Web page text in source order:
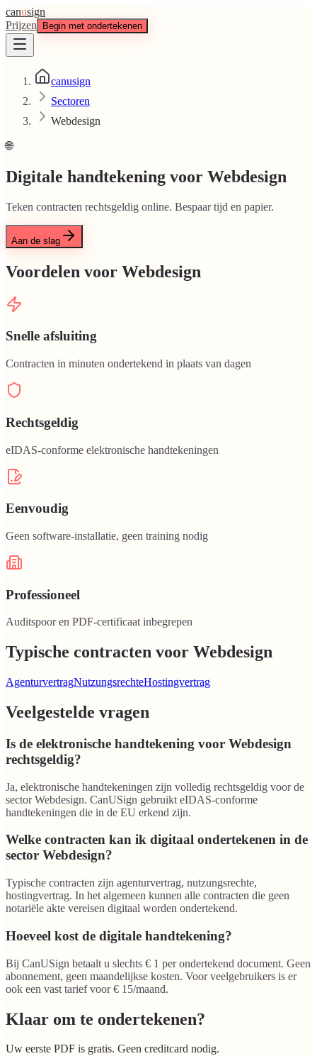
canusign
Prijzen
Begin met ondertekenen
canusign
Sectoren
Webdesign
🌐
Digitale handtekening voor Webdesign
Teken contracten rechtsgeldig online. Bespaar tijd en papier.
Aan de slag
Voordelen voor Webdesign
Snelle afsluiting
Contracten in minuten ondertekend in plaats van dagen
Rechtsgeldig
eIDAS-conforme elektronische handtekeningen
Eenvoudig
Geen software-installatie, geen training nodig
Professioneel
Auditspoor en PDF-certificaat inbegrepen
Typische contracten voor Webdesign
AgenturvertragNutzungsrechteHostingvertrag
Veelgestelde vragen
Is de elektronische handtekening voor Webdesign
rechtsgeldig?
Ja, elektronische handtekeningen zijn volledig rechtsgeldig voor de
sector Webdesign. CanUSign gebruikt eIDAS-conforme
handtekeningen die in de EU erkend zijn.
Welke contracten kan ik digitaal ondertekenen in de
sector Webdesign?
Typische contracten zijn agenturvertrag, nutzungsrechte,
hostingvertrag. In het algemeen kunnen alle contracten die geen
notariële akte vereisen digitaal worden ondertekend.
Hoeveel kost de digitale handtekening?
Bij CanUSign betaalt u slechts € 1 per ondertekend document. Geen
abonnement, geen maandelijkse kosten. Voor veelgebruikers is er
ook een vast tarief voor € 15/maand.
Klaar om te ondertekenen?
Uw eerste PDF is gratis. Geen creditcard nodig.